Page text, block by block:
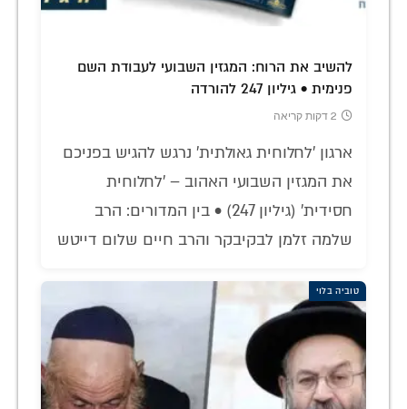
להשיב את הרוח: המגזין השבועי לעבודת השם
פנימית • גיליון 247 להורדה
2 דקות קריאה
ארגון 'לחלוחית גאולתית' נרגש להגיש בפניכם
את המגזין השבועי האהוב – 'לחלוחית
חסידית' (גיליון 247) • בין המדורים: הרב
שלמה זלמן לבקיבקר והרב חיים שלום דייטש
טוביה בלוי